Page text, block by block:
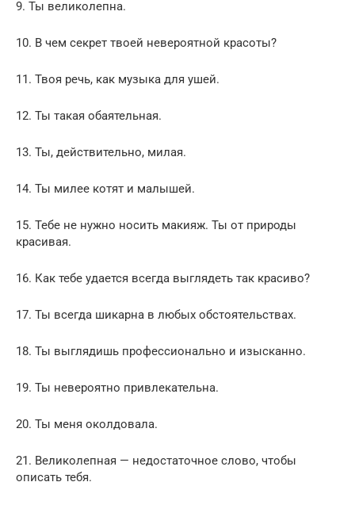
9. Ты великолепна.
10. В чем секрет твоей невероятной красоты?
11. Твоя речь, как музыка для ушей.
12. Ты такая обаятельная.
13. Ты, действительно, милая.
14. Ты милее котят и малышей.
15. Тебе не нужно носить макияж. Ты от природы
красивая.
16. Как тебе удается всегда выглядеть так красиво?
17. Ты всегда шикарна в любых обстоятельствах.
18. Ты выглядишь профессионально и изысканно.
19. Ты невероятно привлекательна.
20. Ты меня околдовала.
21. Великолепная — недостаточное слово, чтобы
описать тебя.